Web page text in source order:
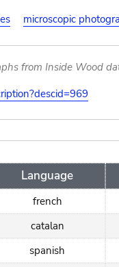
microscopic
from Inside Wood
Language
french
catalan
spanish